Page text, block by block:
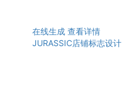
在线生成 查看详情
JURASSIC店铺标志设计